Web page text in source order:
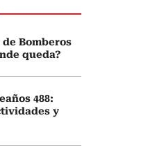
Bomberos
queda?
488:
y